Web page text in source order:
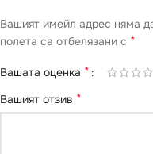
Вашият имейл адрес няма
полета са отбелязани с *
Вашата оценка *
Вашият отзив *